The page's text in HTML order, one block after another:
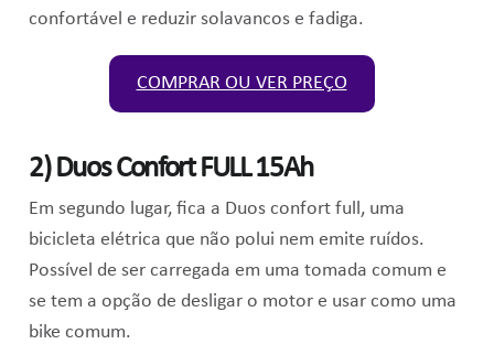
confortável e reduzir solavancos e fadiga.
COMPRAR OU VER PREÇO
2)Duos Confort FULL 15Ah
Em segundo lugar, fica a Duos confort full, uma
bicicleta elétrica que não polui nem emite ruídos.
Possível de ser carregada em uma tomada comum e
se tem a opção de desligar o motor e usar como uma
bike comum.